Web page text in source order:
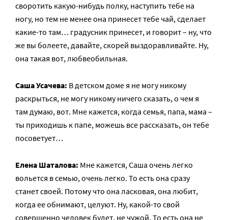
своротить какую-нибудь полку, наступить тебе на
ногу, но тем не менее она принесет тебе чай, сделает
какие-то там… градусник принесет, и говорит – ну, что
же вы болеете, давайте, скорей выздоравливайте. Ну,
она такая вот, любвеобильная.
Саша Усачева: В детском доме я не могу никому
раскрыться, не могу никому ничего сказать, о чем я
там думаю, вот. Мне кажется, когда семья, папа, мама –
ты приходишь к папе, можешь все рассказать, он тебе
посоветует…
Елена Шаталова: Мне кажется, Саша очень легко
вольется в семью, очень легко. То есть она сразу
станет своей. Потому что она ласковая, она любит,
когда ее обнимают, целуют. Ну, какой-то свой
совершенно человек будет, не чужой. То есть она не